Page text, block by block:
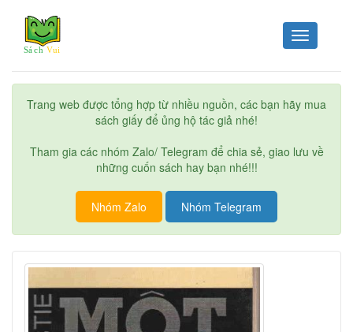
Toggle
navigation
Trang web được tổng hợp từ nhiều nguồn, các bạn hãy mua
sách giấy để ủng hộ tác giả nhé!
Tham gia các nhóm Zalo/ Telegram để chia sẻ, giao lưu về
những cuốn sách hay bạn nhé!!!
Nhóm Zalo Nhóm Telegram